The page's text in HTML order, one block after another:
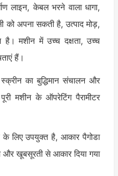
लाइन, केबल भरने वाला धागा,
को अपना सकती है, उत्पाद मोड़,
मशीन में उच्च दक्षता, उच्च
हैं।
का बुद्धिमान संचालन और
मशीन के ऑपरेटिंग पैरामीटर
के लिए उपयुक्त है, आकार पैगोडा
खूबसूरती से आकार दिया गया